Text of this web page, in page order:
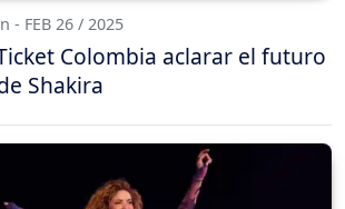
- FEB 26 / 2025
Colombia aclarar el futuro
Shakira